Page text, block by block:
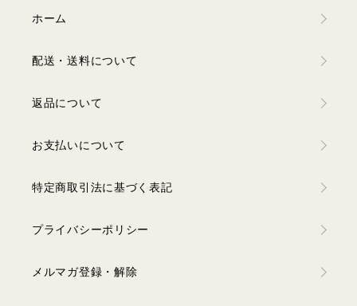
ホーム
配送・送料について
返品について
お支払いについて
特定商取引法に基づく表記
プライバシーポリシー
メルマガ登録・解除